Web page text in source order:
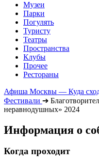
Музеи
Парки
Погулять
Туристу
Театры
Пространства
Клубы
Прочее
Рестораны
Афиша Москвы — Куда
Фестивали ➔
неравнодушных» 2024
Информация о
Когда проходит